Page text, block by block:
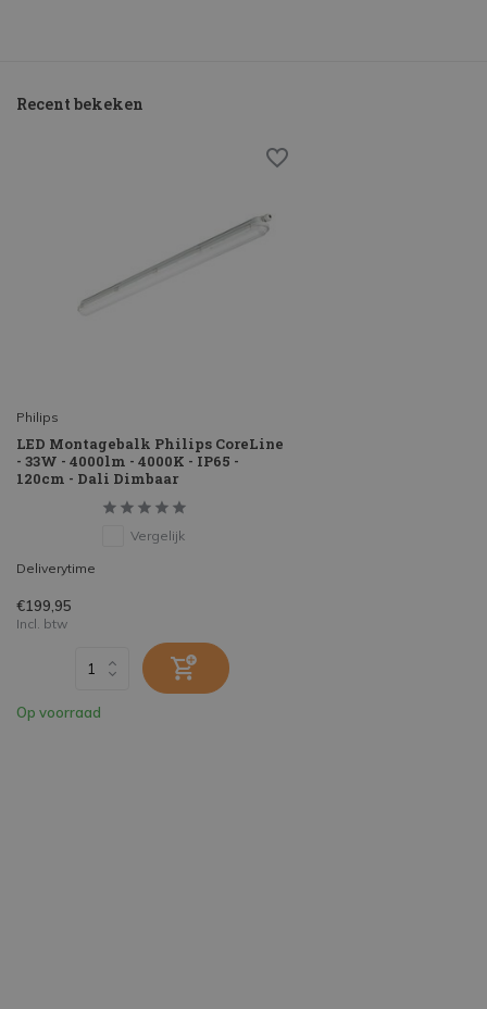
Recent bekeken
Philips
LED Montagebalk Philips CoreLine
- 33W - 4000lm - 4000K - IP65 -
120cm - Dali Dimbaar
Vergelijk
Deliverytime
€199,95
Incl. btw
Op voorraad